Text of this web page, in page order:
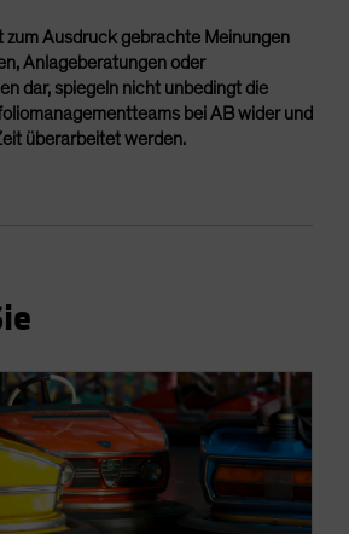
zum Ausdruck gebrachte Meinungen
Anlageberatungen oder
dar, spiegeln nicht unbedingt die
bei AB wider und
überarbeitet werden.